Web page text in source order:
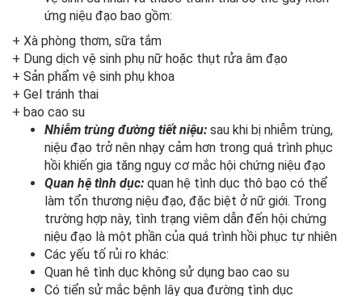
ứng niệu đạo bao gồm:
+ Xà phòng thơm, sữa tắm
+ Dung dịch vệ sinh phụ nữ hoặc thụt rửa âm đạo
+ Sản phẩm vệ sinh phụ khoa
+ Gel tránh thai
+ bao cao su
Nhiễm trùng đường tiết niệu: sau khi bị nhiễm trùng,
niệu đạo trở nên nhạy cảm hơn trong quá trình phục
hồi khiến gia tăng nguy cơ mắc hội chứng niệu đạo
Quan hệ tình dục: quan hệ tình dục thô bạo có thể
làm tổn thương niệu đạo, đặc biệt ở nữ giới. Trong
trường hợp này, tình trạng viêm dẫn đến hội chứng
niệu đạo là một phần của quá trình hồi phục tự nhiên
Các yếu tố rủi ro khác:
Quan hê tình dục không sử dụng bao cao su
Có tiển sử mắc bệnh lây qua đường tình dục